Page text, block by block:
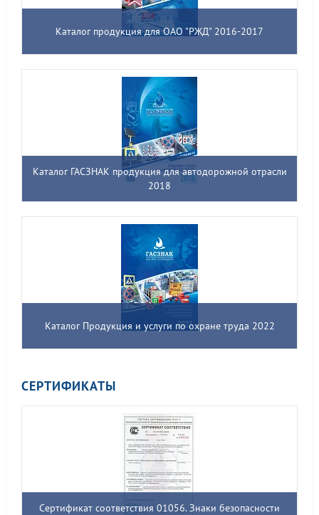
Каталог продукция для ОАО "РЖД" 2016-2017
Каталог ГАСЗНАК продукция для автодорожной отрасли
2018
Каталог Продукция и услуги по охране труда 2022
СЕРТИФИКАТЫ
Сертификат соответствия 01056. Знаки безопасности